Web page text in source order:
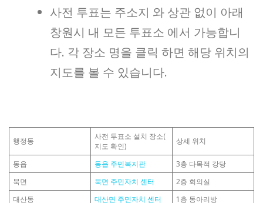
사전 투표는 주소지 와 상관 없이 아래
창원시 내 모든 투표소 에서 가능합니
다. 각 장소 명을 클릭 하면 해당 위치의
지도를 볼 수 있습니다.
행정동
사전 투표소 설치 장소(
지도 확인)
상세 위치
동읍 동읍 주민복지관
3층 다목적 강당
북면
북면 주민자치 센터
2층 회의실
대산동
대산면 주민자치 센터
1층 동아리방